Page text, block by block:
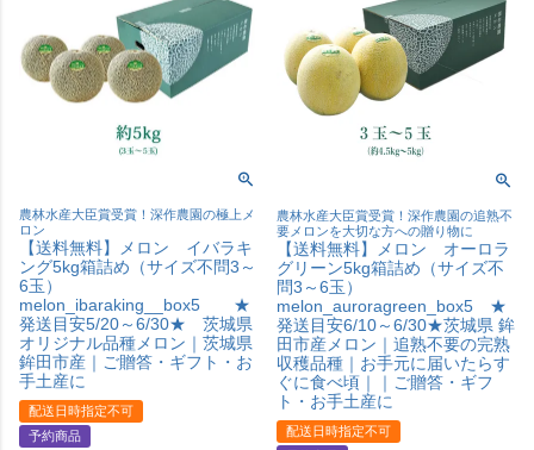
農林水産大臣賞受賞！深作農園の極上メ
ロン
【送料無料】メロン イバラキ
ング5kg箱詰め（サイズ不問3～
6玉）
melon_ibaraking__box5 ★
発送目安5/20～6/30★ 茨城県
オリジナル品種メロン｜茨城県
鉾田市産｜ご贈答・ギフト・お
手土産に
配送日時指定不可
予約商品
農林水産大臣賞受賞！深作農園の追熟不
要メロンを大切な方への贈り物に
【送料無料】メロン オーロラ
グリーン5kg箱詰め（サイズ不
問3～6玉）
melon_auroragreen_box5 ★
発送目安6/10～6/30★茨城県 鉾
田市産メロン｜追熟不要の完熟
収穫品種｜お手元に届いたらす
ぐに食べ頃｜｜ご贈答・ギフ
ト・お手土産に
配送日時指定不可